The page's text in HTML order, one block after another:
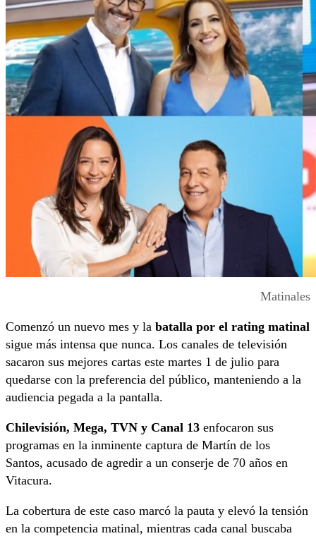
Matinales
Comenzó un nuevo mes y la batalla por el rating matinal
sigue más intensa que nunca. Los canales de televisión
sacaron sus mejores cartas este martes 1 de julio para
quedarse con la preferencia del público, manteniendo a la
audiencia pegada a la pantalla.
Chilevisión, Mega, TVN y Canal 13 enfocaron sus
programas en la inminente captura de Martín de los
Santos, acusado de agredir a un conserje de 70 años en
Vitacura.
La cobertura de este caso marcó la pauta y elevó la tensión
en la competencia matinal, mientras cada canal buscaba